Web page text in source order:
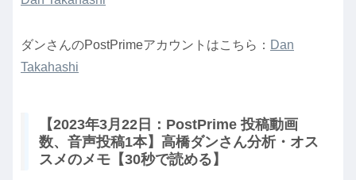
ダンさんのPostPrimeアカウントはこちら： Dan
Takahashi
【2023年3月22日：PostPrime 投稿動画
数、音声投稿1本】高橋ダンさん分析・オス
スメのメモ【30秒で読める】